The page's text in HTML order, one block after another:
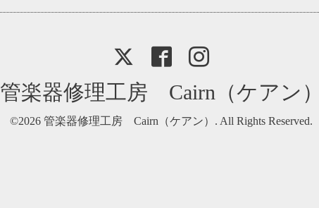
管楽器修理工房 Cairn（ケアン
©2026 管楽器修理工房 Cairn（ケアン） . All Rights Reserved.